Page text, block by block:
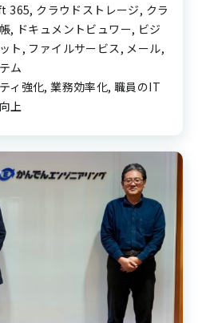
365, クラウドストレージ, クラ
, ドキュメントビュワー, ビジ
ト, ファイルサービス, メール,
ム
ィ強化, 業務効率化, 職員のIT
上